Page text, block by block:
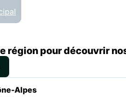
Rapport d’activité FAS HDF 2020
région pour découvrir
Alpes